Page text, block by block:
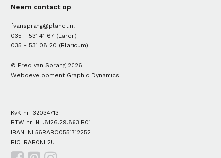
Neem contact op
fvansprang@planet.nl
035 - 531 41 67 (Laren)
035 - 531 08 20 (Blaricum)
© Fred van Sprang 2026
Webdevelopment Graphic Dynamics
KvK nr: 32034713
BTW nr: NL.8126.29.863.B01
IBAN: NL56RABO0551712252
BIC: RABONL2U